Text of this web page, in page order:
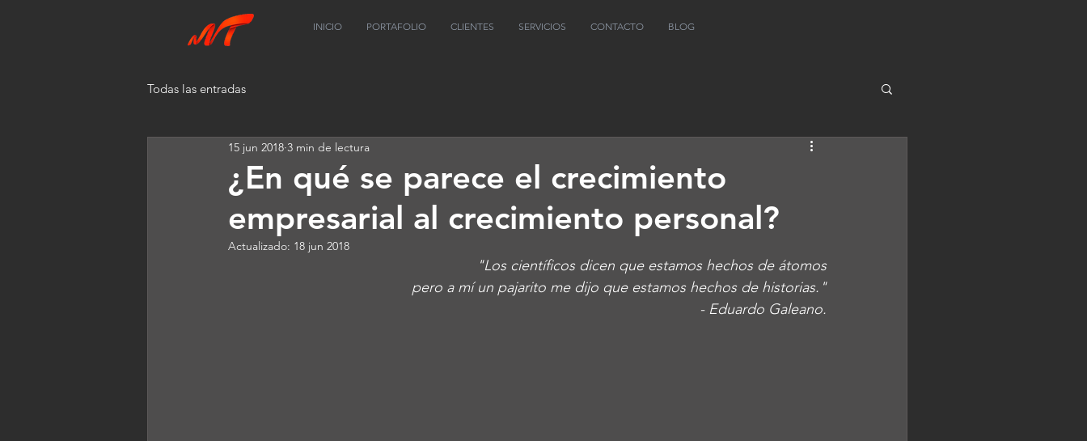
INICIO PORTAFOLIO CLIENTES SERVICIOS CONTACTO BLOG
Todas las entradas
¿En qué se parece el crecimiento
empresarial al crecimiento personal?
15 jun 2018 3 min de lectura
Actualizado: 18 jun 2018
"Los científicos dicen que estamos hechos de átomos
pero a mí un pajarito me dijo que estamos hechos de historias."
- Eduardo Galeano.